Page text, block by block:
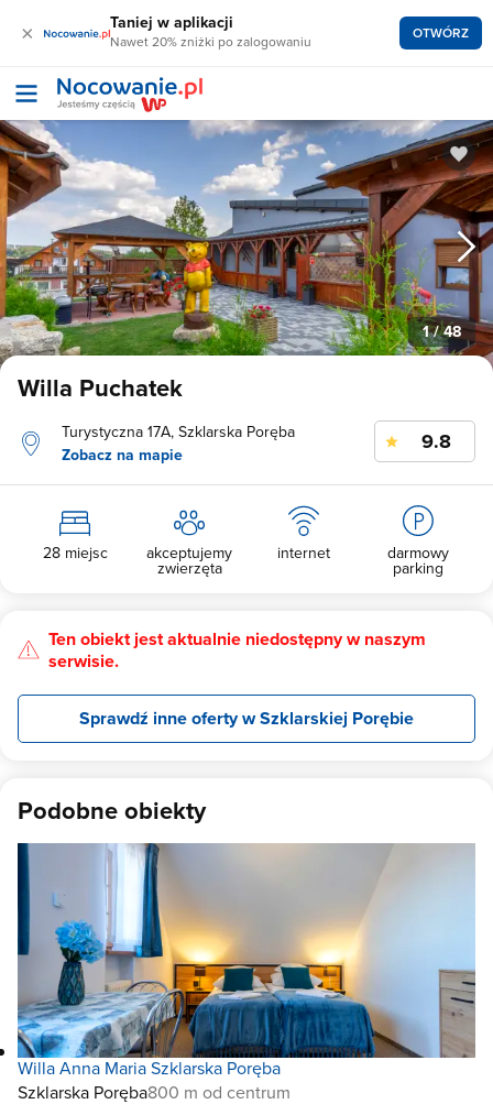
× Taniej w aplikacji
Nawet 20% zniżki po zalogowaniu OTWÓRZ
1/ 48
Willa Puchatek
Turystyczna 17A, Szklarska Poręba
Zobacz na mapie
9.8
28 miejsc akceptujemy
zwierzęta
internet darmowy
parking
Ten obiekt jest aktualnie niedostępny w naszym
serwisie.
Sprawdź inne oferty w Szklarskiej Porębie
Podobne obiekty
Willa Anna Maria Szklarska Poręba
Szklarska Poręba800 m od centrum